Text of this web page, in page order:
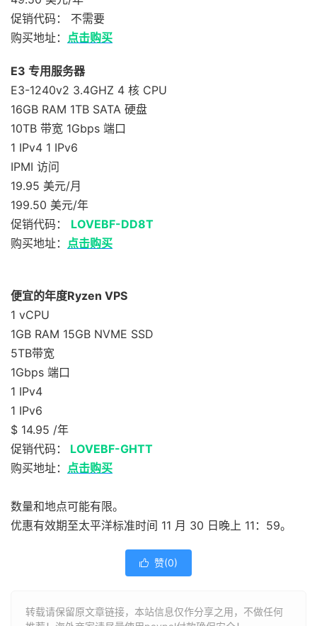
促销代码： 不需要
购买地址： 点击购买
E3 专用服务器
E3-1240v2 3.4GHZ 4 核 CPU
16GB RAM 1TB SATA 硬盘
10TB 带宽 1Gbps 端口
1 IPv4 1 IPv6
IPMI 访问
19.95 美元/月
199.50 美元/年
促销代码： LOVEBF-DD8T
购买地址： 点击购买
便宜的年度Ryzen VPS
1 vCPU
1GB RAM 15GB NVME SSD
5TB带宽
1Gbps 端口
1 IPv4
1 IPv6
$ 14.95 /年
促销代码：
LOVEBF-GHTT
购买地址： 点击购买
数量和地点可能有限。
优惠有效期至太平洋标准时间 11 月 30 日晚上 11：59。
 赞(0)
转载请保留原文章链接，本站信息仅作分享之用，不做任何